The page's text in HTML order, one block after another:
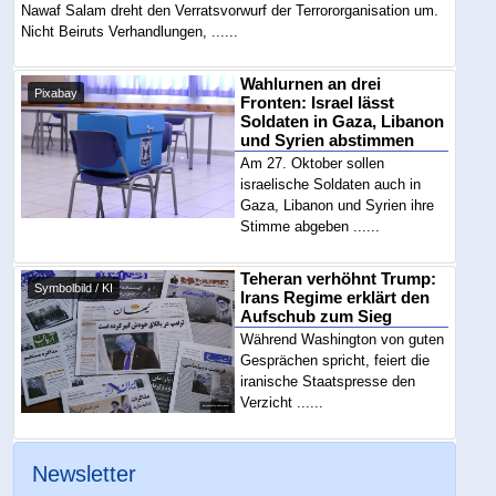
Nawaf Salam dreht den Verratsvorwurf der Terrororganisation um.
Nicht Beiruts Verhandlungen, ......
Pixabay
Wahlurnen an drei
Fronten: Israel lässt
Soldaten in Gaza, Libanon
und Syrien abstimmen
Am 27. Oktober sollen
israelische Soldaten auch in
Gaza, Libanon und Syrien ihre
Stimme abgeben ......
Symbolbild / KI
Teheran verhöhnt Trump:
Irans Regime erklärt den
Aufschub zum Sieg
Während Washington von guten
Gesprächen spricht, feiert die
iranische Staatspresse den
Verzicht ......
Newsletter